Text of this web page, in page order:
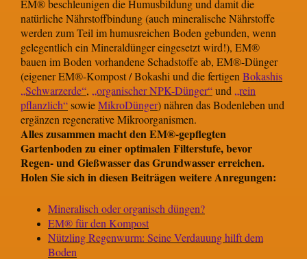
EM® beschleunigen die Humusbildung und damit die
natürliche Nährstoffbindung (auch mineralische Nährstoffe
werden zum Teil im humusreichen Boden gebunden, wenn
gelegentlich ein Mineraldünger eingesetzt wird!), EM®
bauen im Boden vorhandene Schadstoffe ab, EM®-Dünger
(eigener EM®-Kompost / Bokashi und die fertigenBokashis
„Schwarzerde“, „organischer NPK-Dünger“und „rein
pflanzlich“sowieMikroDünger) nähren das Bodenleben und
ergänzen regenerative Mikroorganismen.
Alles zusammen macht den EM®-gepflegten
Gartenboden zu einer optimalen Filterstufe, bevor
Regen- und Gießwasser das Grundwasser erreichen.
Holen Sie sich in diesen Beiträgen weitere Anregungen:
Mineralisch oder organisch düngen?
EM® für den Kompost
Nützling Regenwurm: Seine Verdauung hilft dem
Boden